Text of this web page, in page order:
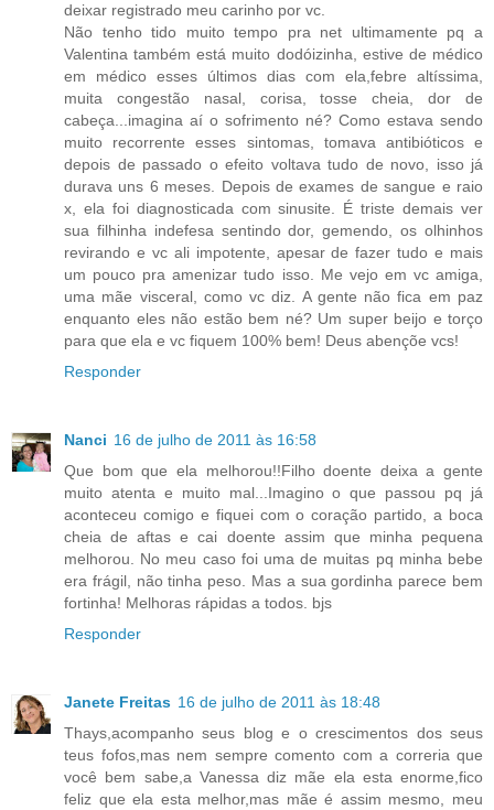
deixar registrado meu carinho por vc.
Não tenho tido muito tempo pra net ultimamente pq a
Valentina também está muito dodóizinha, estive de médico
em médico esses últimos dias com ela,febre altíssima,
muita congestão nasal, corisa, tosse cheia, dor de
cabeça...imagina aí o sofrimento né? Como estava sendo
muito recorrente esses sintomas, tomava antibióticos e
depois de passado o efeito voltava tudo de novo, isso já
durava uns 6 meses. Depois de exames de sangue e raio
x, ela foi diagnosticada com sinusite. É triste demais ver
sua filhinha indefesa sentindo dor, gemendo, os olhinhos
revirando e vc ali impotente, apesar de fazer tudo e mais
um pouco pra amenizar tudo isso. Me vejo em vc amiga,
uma mãe visceral, como vc diz. A gente não fica em paz
enquanto eles não estão bem né? Um super beijo e torço
para que ela e vc fiquem 100% bem! Deus abençõe vcs!
Responder
Nanci 16 de julho de 2011 às 16:58
Que bom que ela melhorou!!Filho doente deixa a gente
muito atenta e muito mal...Imagino o que passou pq já
aconteceu comigo e fiquei com o coração partido, a boca
cheia de aftas e cai doente assim que minha pequena
melhorou. No meu caso foi uma de muitas pq minha bebe
era frágil, não tinha peso. Mas a sua gordinha parece bem
fortinha! Melhoras rápidas a todos. bjs
Responder
Janete Freitas 16 de julho de 2011 às 18:48
Thays,acompanho seus blog e o crescimentos dos seus
teus fofos,mas nem sempre comento com a correria que
você bem sabe,a Vanessa diz mãe ela esta enorme,fico
feliz que ela esta melhor,mas mãe é assim mesmo, meu